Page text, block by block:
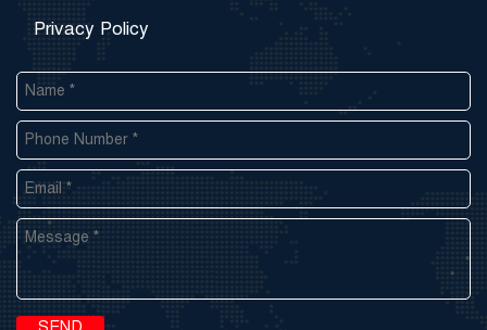
Privacy Policy